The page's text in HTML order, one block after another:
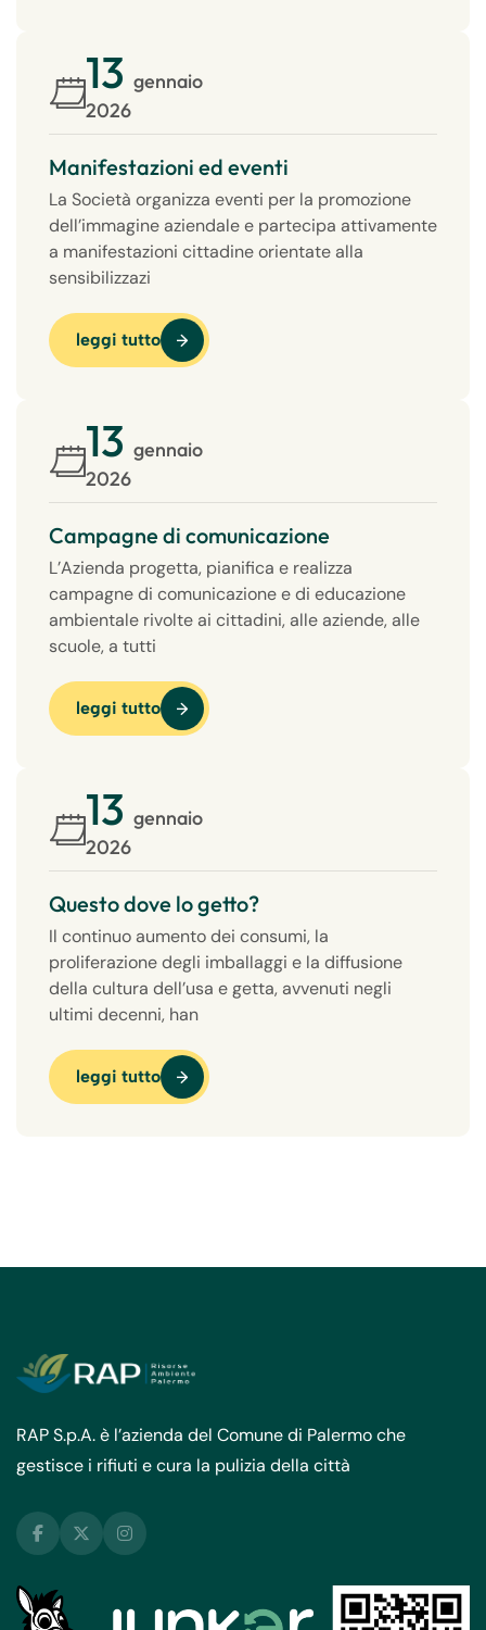
13 gennaio
2026
Manifestazioni ed eventi
La Società organizza eventi per la promozione
dell’immagine aziendale e partecipa attivamente
a manifestazioni cittadine orientate alla
sensibilizzazi
leggi tutto
13 gennaio
2026
Campagne di comunicazione
L’Azienda progetta, pianifica e realizza
campagne di comunicazione e di educazione
ambientale rivolte ai cittadini, alle aziende, alle
scuole, a tutti
leggi tutto
13 gennaio
2026
Questo dove lo getto?
Il continuo aumento dei consumi, la
proliferazione degli imballaggi e la diffusione
della cultura dell’usa e getta, avvenuti negli
ultimi decenni, han
leggi tutto
RAP S.p.A. è l’azienda del Comune di Palermo che
gestisce i rifiuti e cura la pulizia della città